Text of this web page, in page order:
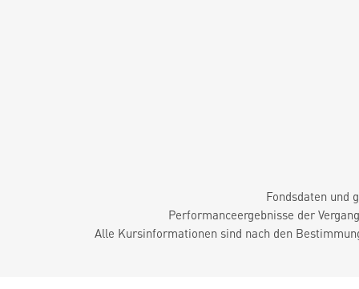
Fondsdaten und
Performanceergebnisse der
Alle Kursinformationen sind nach den